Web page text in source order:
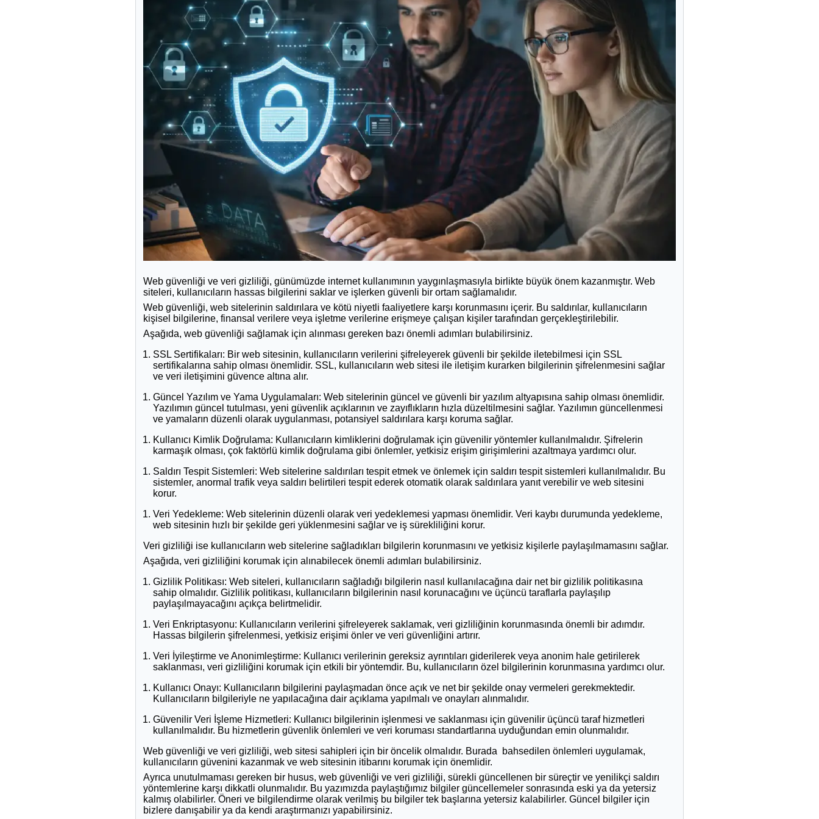
Web güvenliği ve veri gizliliği, günümüzde internet kullanımının yaygınlaşmasıyla birlikte büyük önem kazanmıştır. Web
siteleri, kullanıcıların hassas bilgilerini saklar ve işlerken güvenli bir ortam sağlamalıdır.
Web güvenliği, web sitelerinin saldırılara ve kötü niyetli faaliyetlere karşı korunmasını içerir. Bu saldırılar, kullanıcıların
kişisel bilgilerine, finansal verilere veya işletme verilerine erişmeye çalışan kişiler tarafından gerçekleştirilebilir.
Aşağıda, web güvenliği sağlamak için alınması gereken bazı önemli adımları bulabilirsiniz.
SSL Sertifikaları: Bir web sitesinin, kullanıcıların verilerini şifreleyerek güvenli bir şekilde iletebilmesi için SSL
sertifikalarına sahip olması önemlidir. SSL, kullanıcıların web sitesi ile iletişim kurarken bilgilerinin şifrelenmesini sağlar
ve veri iletişimini güvence altına alır.
Güncel Yazılım ve Yama Uygulamaları: Web sitelerinin güncel ve güvenli bir yazılım altyapısına sahip olması önemlidir.
Yazılımın güncel tutulması, yeni güvenlik açıklarının ve zayıflıkların hızla düzeltilmesini sağlar. Yazılımın güncellenmesi
ve yamaların düzenli olarak uygulanması, potansiyel saldırılara karşı koruma sağlar.
Kullanıcı Kimlik Doğrulama: Kullanıcıların kimliklerini doğrulamak için güvenilir yöntemler kullanılmalıdır. Şifrelerin
karmaşık olması, çok faktörlü kimlik doğrulama gibi önlemler, yetkisiz erişim girişimlerini azaltmaya yardımcı olur.
Saldırı Tespit Sistemleri: Web sitelerine saldırıları tespit etmek ve önlemek için saldırı tespit sistemleri kullanılmalıdır. Bu
sistemler, anormal trafik veya saldırı belirtileri tespit ederek otomatik olarak saldırılara yanıt verebilir ve web sitesini
korur.
Veri Yedekleme: Web sitelerinin düzenli olarak veri yedeklemesi yapması önemlidir. Veri kaybı durumunda yedekleme,
web sitesinin hızlı bir şekilde geri yüklenmesini sağlar ve iş sürekliliğini korur.
Veri gizliliği ise kullanıcıların web sitelerine sağladıkları bilgilerin korunmasını ve yetkisiz kişilerle paylaşılmamasını sağlar.
Aşağıda, veri gizliliğini korumak için alınabilecek önemli adımları bulabilirsiniz.
Gizlilik Politikası: Web siteleri, kullanıcıların sağladığı bilgilerin nasıl kullanılacağına dair net bir gizlilik politikasına
sahip olmalıdır. Gizlilik politikası, kullanıcıların bilgilerinin nasıl korunacağını ve üçüncü taraflarla paylaşılıp
paylaşılmayacağını açıkça belirtmelidir.
Veri Enkriptasyonu: Kullanıcıların verilerini şifreleyerek saklamak, veri gizliliğinin korunmasında önemli bir adımdır.
Hassas bilgilerin şifrelenmesi, yetkisiz erişimi önler ve veri güvenliğini artırır.
Veri İyileştirme ve Anonimleştirme: Kullanıcı verilerinin gereksiz ayrıntıları giderilerek veya anonim hale getirilerek
saklanması, veri gizliliğini korumak için etkili bir yöntemdir. Bu, kullanıcıların özel bilgilerinin korunmasına yardımcı olur.
Kullanıcı Onayı: Kullanıcıların bilgilerini paylaşmadan önce açık ve net bir şekilde onay vermeleri gerekmektedir.
Kullanıcıların bilgileriyle ne yapılacağına dair açıklama yapılmalı ve onayları alınmalıdır.
Güvenilir Veri İşleme Hizmetleri: Kullanıcı bilgilerinin işlenmesi ve saklanması için güvenilir üçüncü taraf hizmetleri
kullanılmalıdır. Bu hizmetlerin güvenlik önlemleri ve veri koruması standartlarına uyduğundan emin olunmalıdır.
Web güvenliği ve veri gizliliği, web sitesi sahipleri için bir öncelik olmalıdır. Burada bahsedilen önlemleri uygulamak,
kullanıcıların güvenini kazanmak ve web sitesinin itibarını korumak için önemlidir.
Ayrıca unutulmaması gereken bir husus, web güvenliği ve veri gizliliği, sürekli güncellenen bir süreçtir ve yenilikçi saldırı
yöntemlerine karşı dikkatli olunmalıdır. Bu yazımızda paylaştığımız bilgiler güncellemeler sonrasında eski ya da yetersiz
kalmış olabilirler. Öneri ve bilgilendirme olarak verilmiş bu bilgiler tek başlarına yetersiz kalabilirler. Güncel bilgiler için
bizlere danışabilir ya da kendi araştırmanızı yapabilirsiniz.